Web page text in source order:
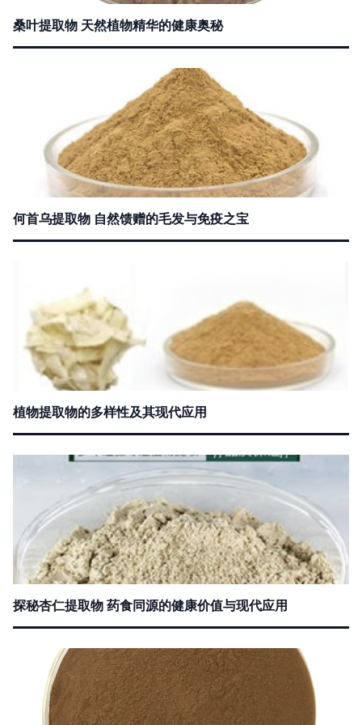
桑叶提取物 天然植物精华的健康奥秘
何首乌提取物 自然馈赠的毛发与免疫之宝
植物提取物的多样性及其现代应用
探秘杏仁提取物 药食同源的健康价值与现代应用